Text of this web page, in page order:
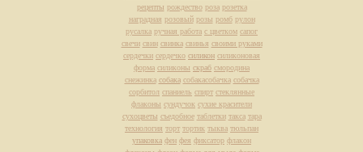
рецепты рождество роза розетка
наградная розовый розы ромб рулон
русалка ручная работа с цветком сапог
свечи свин свинка свинья своими руками
сердечки сердечко силикон силиконовая
форма силиконы скраб смородина
снежинка собака собакасобачка собачка
сорбитол спаниель спирт стеклянные
флаконы сундучок сухие красители
сухоцветы съедобное таблетки такса тара
технология торт тортик тыква тюльпан
упаковка фен фея фиксатор флакон